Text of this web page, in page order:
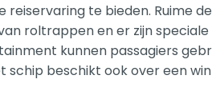
te bieden. Ruime
roltrappen en er zijn
kunnen passagiers
beschikt ook over een